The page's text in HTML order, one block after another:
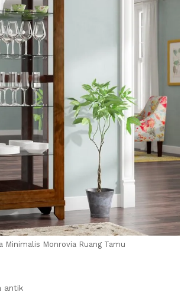
Minimalis Monrovia Ruang Tamu
antik